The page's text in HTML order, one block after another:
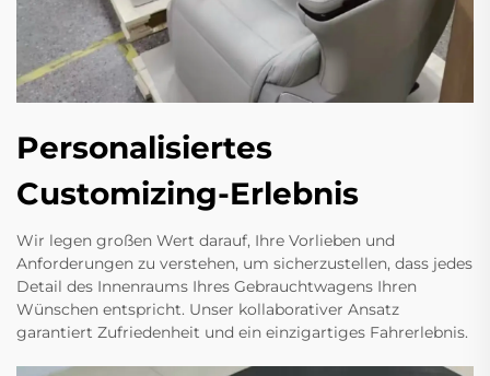
Personalisiertes
Customizing-Erlebnis
Wir legen großen Wert darauf, Ihre Vorlieben und
Anforderungen zu verstehen, um sicherzustellen, dass jedes
Detail des Innenraums Ihres Gebrauchtwagens Ihren
Wünschen entspricht. Unser kollaborativer Ansatz
garantiert Zufriedenheit und ein einzigartiges Fahrerlebnis.